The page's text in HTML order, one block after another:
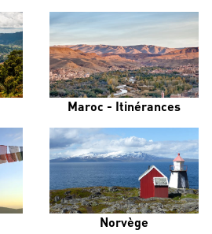
Maroc - Itinérances
Norvège